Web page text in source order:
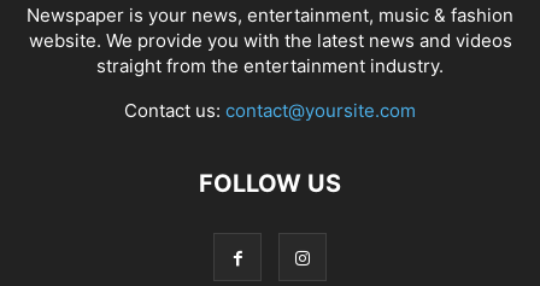
Newspaper is your news, entertainment, music & fashion
website. We provide you with the latest news and videos
straight from the entertainment industry.
Contact us: contact@yoursite.com
FOLLOW US